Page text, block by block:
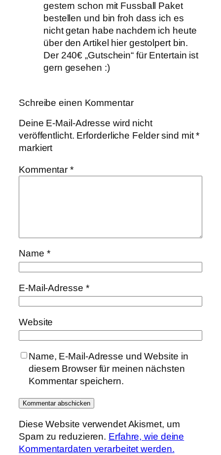
gestern schon mit Fussball Paket
bestellen und bin froh dass ich es
nicht getan habe nachdem ich heute
über den Artikel hier gestolpert bin.
Der 240€ „Gutschein“ für Entertain ist
gern gesehen :)
Schreibe einen Kommentar
Deine E-Mail-Adresse wird nicht
veröffentlicht. Erforderliche Felder sind mit*
markiert
Kommentar*
Name *
E-Mail-Adresse *
Website
Name, E-Mail-Adresse und Website in
diesem Browser für meinen nächsten
Kommentar speichern.
Diese Website verwendet Akismet, um
Spam zu reduzieren. Erfahre, wie deine
Kommentardaten verarbeitet werden.